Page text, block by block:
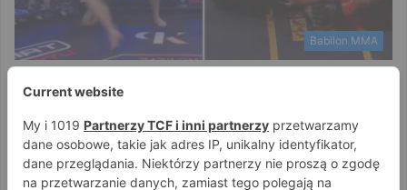
Babilon MMA
Krwawe zwycięstwo Kołeckiego!
Masakruje łokciami Thompsona
[WIDEO]
Za nami kolejna walka gali Babilon MMA 50, w której zobaczyliśmy